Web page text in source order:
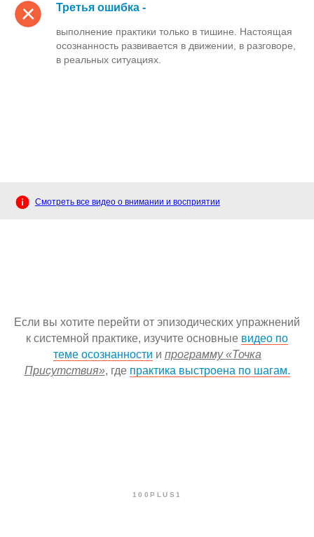
Третья ошибка -
выполнение практики только в тишине. Настоящая
осознанность развивается в движении, в разговоре,
в реальных ситуациях.
Смотреть все видео о внимании и восприятии
Если вы хотите перейти от эпизодических упражнений
к системной практике, изучите основные видео по
теме осознанности и программу «Точка
Присутствия», где практика выстроена по шагам.
100PLUS1